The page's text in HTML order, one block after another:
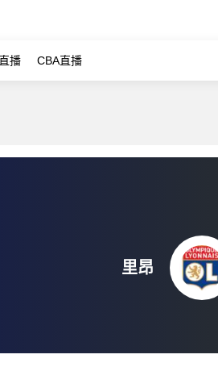
播 CBA直播
里昂